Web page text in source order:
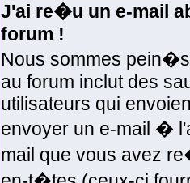
J'ai re�u un e-mail
forum !
Nous sommes
au forum inclut des
utilisateurs qui
envoyer un e-mail �
mail que vous avez